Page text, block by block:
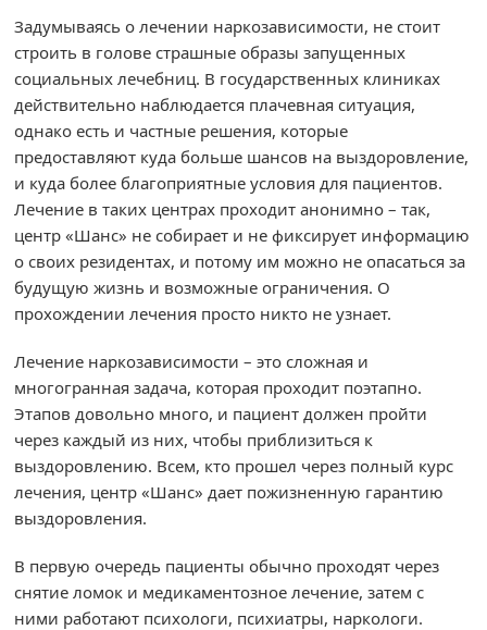
Задумываясь о лечении наркозависимости, не стоит
строить в голове страшные образы запущенных
социальных лечебниц. В государственных клиниках
действительно наблюдается плачевная ситуация,
однако есть и частные решения, которые
предоставляют куда больше шансов на выздоровление,
и куда более благоприятные условия для пациентов.
Лечение в таких центрах проходит анонимно – так,
центр «Шанс» не собирает и не фиксирует информацию
о своих резидентах, и потому им можно не опасаться за
будущую жизнь и возможные ограничения. О
прохождении лечения просто никто не узнает.
Лечение наркозависимости – это сложная и
многогранная задача, которая проходит поэтапно.
Этапов довольно много, и пациент должен пройти
через каждый из них, чтобы приблизиться к
выздоровлению. Всем, кто прошел через полный курс
лечения, центр «Шанс» дает пожизненную гарантию
выздоровления.
В первую очередь пациенты обычно проходят через
снятие ломок и медикаментозное лечение, затем с
ними работают психологи, психиатры, наркологи.